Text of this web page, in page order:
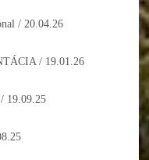
/ 20.04.26
/ 19.01.26
19.09.25